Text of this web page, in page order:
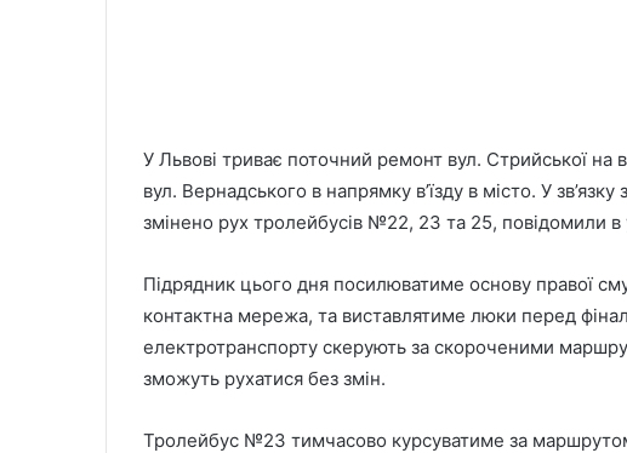
У Львові триває поточний ремонт вул. Стрийської на
вул. Вернадського в напрямку в’їзду в місто. У
змінено рух тролейбусів №22, 23 та 25, повідомили в
Підрядник цього дня посилюватиме основу правої
контактна мережа, та виставлятиме люки перед
електротранспорту скерують за скороченими
зможуть рухатися без змін.
Тролейбус №23 тимчасово курсуватиме за